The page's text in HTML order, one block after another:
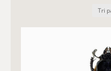
Dear Customer,